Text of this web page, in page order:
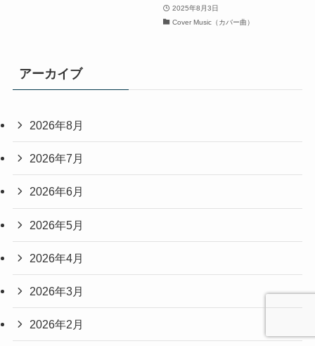
2025年8月3日
Cover Music（カバー曲）
アーカイブ
2026年8月
2026年7月
2026年6月
2026年5月
2026年4月
2026年3月
2026年2月